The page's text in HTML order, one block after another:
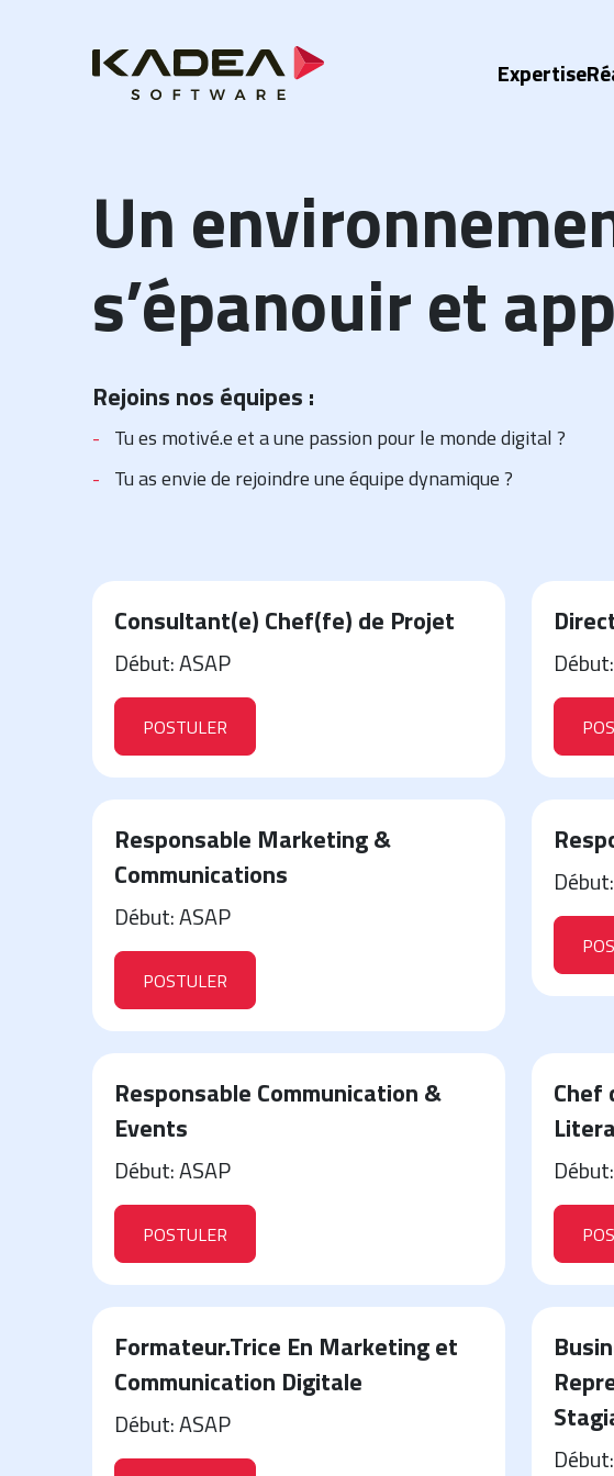
Expertise
Un
s’épanouir et
Rejoins nos équipes :
Tu es motivé.e et a une passion pour le monde digital ?
Tu as envie de rejoindre une équipe dynamique ?
Consultant(e) Chef(fe) de Projet
Début: ASAP
POSTULER
Responsable Marketing &
Communications
Début: ASAP
POSTULER
Responsable Communication &
Events
Début: ASAP
POSTULER
Chef
Formateur.Trice En Marketing et
Communication Digitale
Début: ASAP